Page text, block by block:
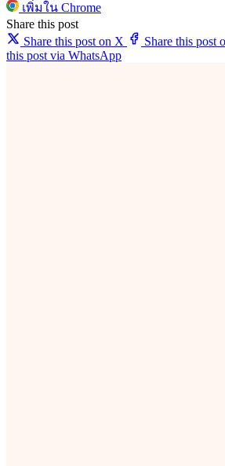
เพิ่มใน Chrome
Share this post
Share this post on X
Share this post
this post via WhatsApp